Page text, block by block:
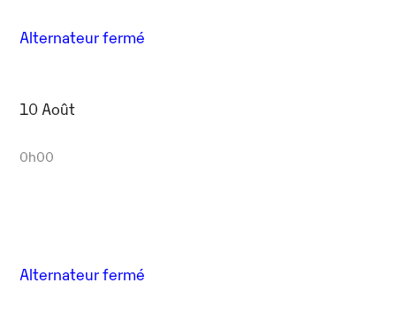
Alternateur fermé
10 Août
0h00
Alternateur fermé